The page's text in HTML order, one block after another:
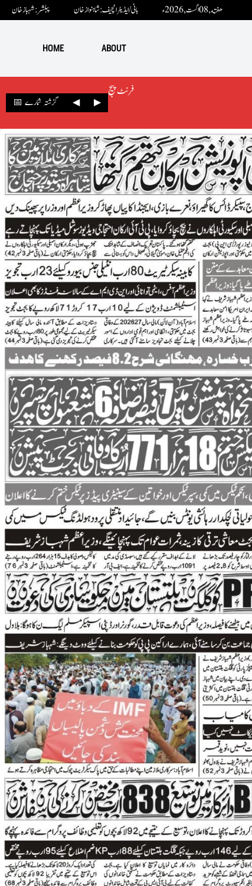
پبلشر: شہباز خان بانی / ایڈیٹرانچیف : شاہنواز خان هفته ,08 اگست ,2026ء
HOME ABOUT
📅 گزشتہ شمارے ◀ ▶
فرنٹ پیج